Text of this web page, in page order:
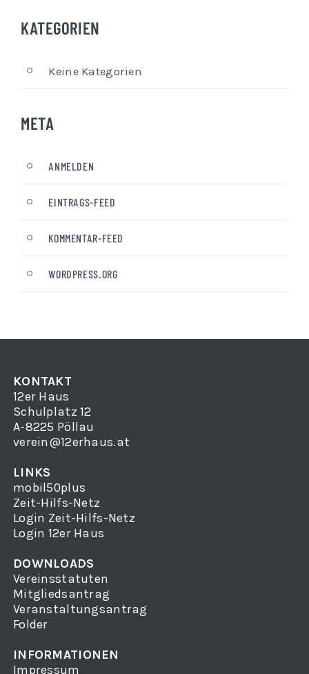
KATEGORIEN
Keine Kategorien
META
ANMELDEN
EINTRAGS-FEED
KOMMENTAR-FEED
WORDPRESS.ORG
KONTAKT
12er Haus
Schulplatz 12
A-8225 Pöllau
verein@12erhaus.at
LINKS
mobil50plus
Zeit-Hilfs-Netz
Login Zeit-Hilfs-Netz
Login 12er Haus
DOWNLOADS
Vereinsstatuten
Mitgliedsantrag
Veranstaltungsantrag
Folder
INFORMATIONEN
Impressum